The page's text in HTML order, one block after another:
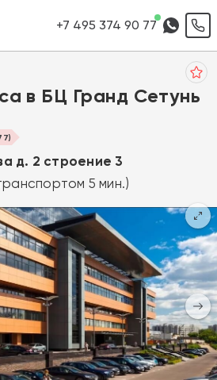
+7 495 374 90 77
в БЦ Гранд Сетунь
д. 2 строение 3
5 мин.)